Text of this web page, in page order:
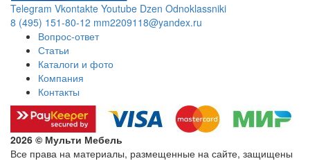
Telegram Vkontakte Youtube Dzen Odnoklassniki
8 (495) 151-80-12 mm2209118@yandex.ru
Вопрос-ответ
Статьи
Каталоги и фото
Компания
Контакты
2026 © Мульти Мебель
Все права на материалы, размещенные на сайте, защищены